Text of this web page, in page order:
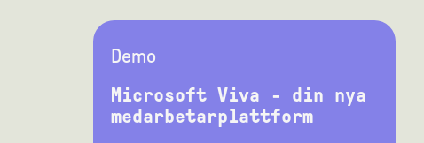
Demo
Microsoft Viva - din nya
medarbetarplattform